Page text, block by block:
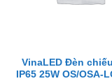
VinaLED Đèn
IP65 25W OS/OSA-